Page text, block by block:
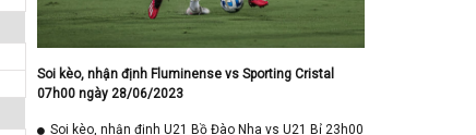
Soi kèo, nhận định Fluminense vs Sporting Cristal
07h00 ngày 28/06/2023
Soi kèo, nhận định U21 Bồ Đào Nha vs U21 Bỉ 23h00